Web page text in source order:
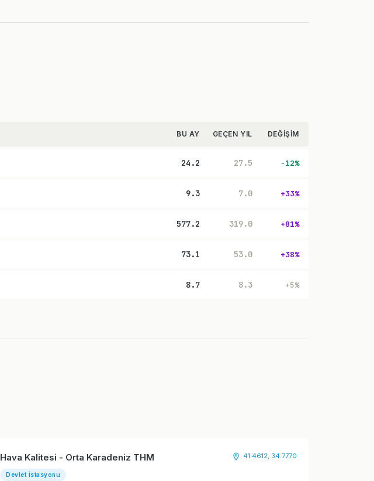
BU AY GEÇEN YIL DEĞIŞIM
24.2 27.5 -12%
9.3 7.0 +33%
577.2 319.0 +81%
73.1 53.0 +38%
8.7 8.3 +5%
Hava Kalitesi - Orta Karadeniz THM
Devlet İstasyonu
41.4612, 34.7770